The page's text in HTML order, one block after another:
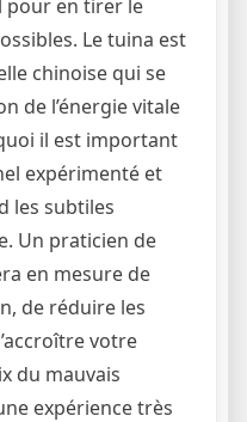
pour en tirer le
Le tuina est
chinoise qui se
de l’énergie vitale
il est important
expérimenté et
les subtiles
Un praticien de
en mesure de
de réduire les
votre
du mauvais
expérience très